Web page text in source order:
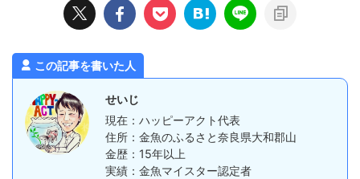
この記事を書いた人
せいじ
現在：ハッピーアクト代表
住所：金魚のふるさと奈良県大和郡山
金歴：15年以上
実績：金魚マイスター認定者